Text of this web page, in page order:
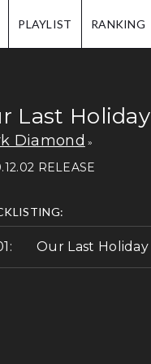
PLAYLIST RANKING
Last Holiday
Diamond
RELEASE
Our Last Holiday